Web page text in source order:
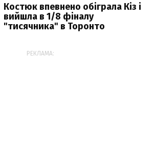
Костюк впевнено обіграла Кіз і
вийшла в 1/8 фіналу
"тисячника" в Торонто
РЕКЛАМА: